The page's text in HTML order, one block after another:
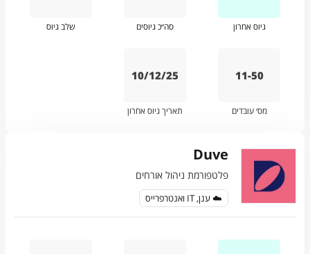
גיוס אחרון סה״כ גיוסים שלב גיוס
11-50
מס׳ עובדים
10/12/25
תאריך גיוס אחרון
Duve
פלטפורמת ניהול אורחים
☁️ ענן, IT ואנטרפרייס